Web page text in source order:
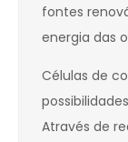
fontes
energia das
Células de
Através de